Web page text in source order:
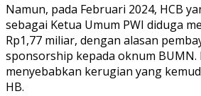
Namun, pada Februari 2024, HCB
sebagai Ketua Umum PWI diduga
Rp1,77 miliar, dengan alasan
sponsorship kepada oknum BUMN.
menyebabkan kerugian yang
HB.